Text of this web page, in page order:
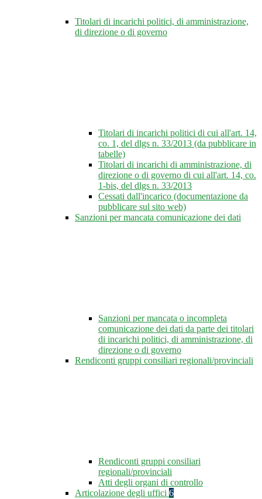
Titolari di incarichi politici, di amministrazione,
di direzione o di governo
Titolari di incarichi politici di cui all'art. 14,
co. 1, del dlgs n. 33/2013 (da pubblicare in
tabelle)
Titolari di incarichi di amministrazione, di
direzione o di governo di cui all'art. 14, co.
1-bis, del dlgs n. 33/2013
Cessati dall'incarico (documentazione da
pubblicare sul sito web)
Sanzioni per mancata comunicazione dei dati
Sanzioni per mancata o incompleta
comunicazione dei dati da parte dei titolari
di incarichi politici, di amministrazione, di
direzione o di governo
Rendiconti gruppi consiliari regionali/provinciali
Rendiconti gruppi consiliari
regionali/provinciali
Atti degli organi di controllo
Articolazione degli uffici 6